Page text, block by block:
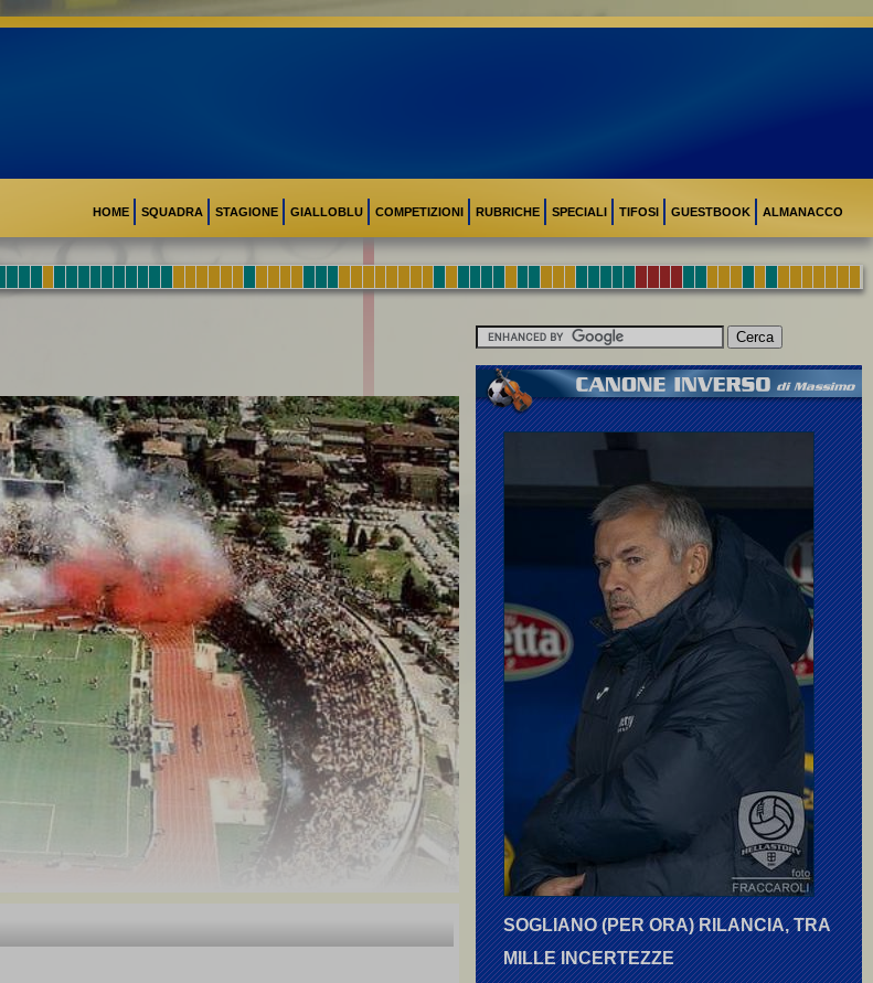
HOME SQUADRA STAGIONE GIALLOBLU COMPETIZIONI RUBRICHE SPECIALI TIFOSI GUESTBOOK ALMANACCO
SOGLIANO (PER ORA) RILANCIA, TRA
MILLE INCERTEZZE